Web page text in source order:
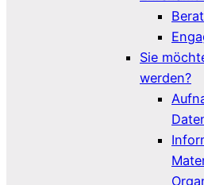
Sie
werden?